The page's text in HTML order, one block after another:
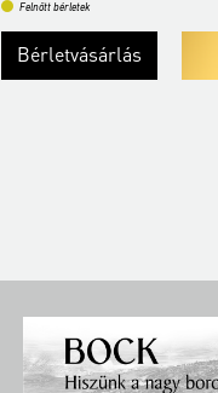
Felnőtt bérletek
Bérletvásárlás